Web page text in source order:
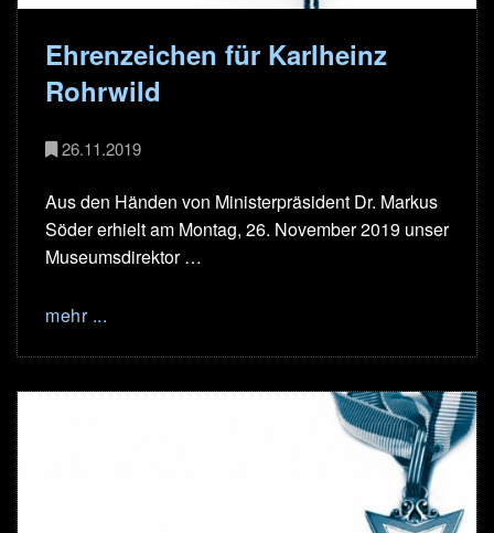
Ehrenzeichen für Karlheinz
Rohrwild
26.11.2019
Aus den Händen von Ministerpräsident Dr. Markus
Söder erhielt am Montag, 26. November 2019 unser
Museumsdirektor …
mehr ...